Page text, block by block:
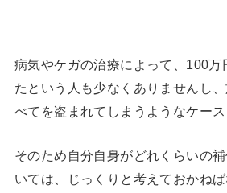
病気やケガの治療によって、100万
たという人も少なくありませんし
べてを盗まれてしまうようなケース
そのため自分自身がどれくらいの
いては、じっくりと考えておかねば